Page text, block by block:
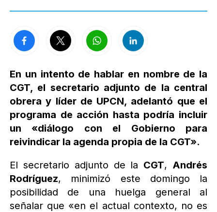
En un intento de hablar en nombre de la
CGT, el secretario adjunto de la central
obrera y líder de UPCN, adelantó que el
programa de acción hasta podría incluir
un «diálogo con el Gobierno para
reivindicar la agenda propia de la CGT».
El secretario adjunto de la CGT, Andrés
Rodríguez, minimizó este domingo la
posibilidad de una huelga general al
señalar que «en el actual contexto, no es